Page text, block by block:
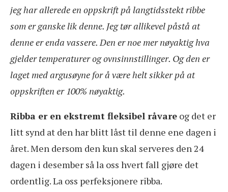
jeg har allerede en oppskrift på langtidsstekt ribbe
som er ganske lik denne. Jeg tør allikevel påstå at
denne er enda vassere. Den er noe mer nøyaktig hva
gjelder temperaturer og ovnsinnstillinger. Og den er
laget med argusøyne for å være helt sikker på at
oppskriften er 100% nøyaktig.
Ribba er en ekstremt fleksibel råvare og det er
litt synd at den har blitt låst til denne ene dagen i
året. Men dersom den kun skal serveres den 24
dagen i desember så la oss hvert fall gjøre det
ordentlig. La oss perfeksjonere ribba.